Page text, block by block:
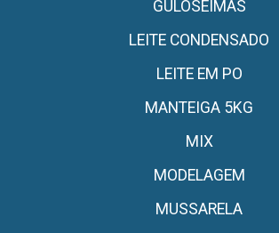
GULOSEIMAS
LEITE CONDENSADO
LEITE EM PO
MANTEIGA 5KG
MIX
MODELAGEM
MUSSARELA